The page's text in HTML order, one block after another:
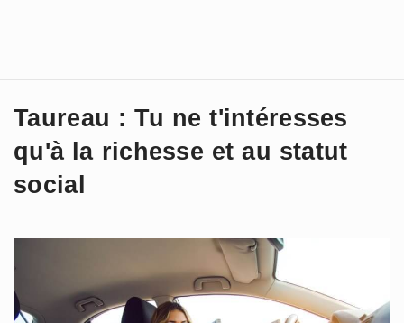
Taureau : Tu ne t'intéresses
qu'à la richesse et au statut
social